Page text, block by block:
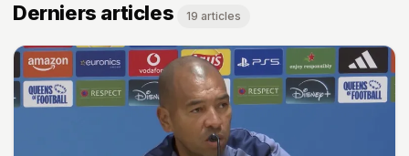
Derniers articles 19 articles